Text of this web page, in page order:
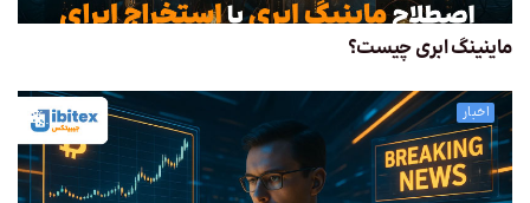
ماینینگ ابری چیست؟
اخبار